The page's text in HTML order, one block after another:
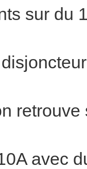
sur du
avec